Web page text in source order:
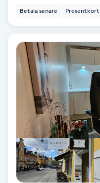
Klippning
Klippning ungdom
Koppningsmassage
Kosmetisk tatuering
Kostrådgivning
Kroppsinpackning
Betala senare Presentkort